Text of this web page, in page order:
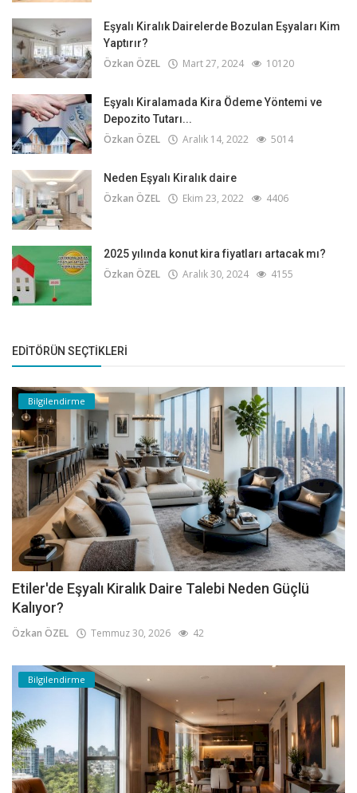
Eşyalı Kiralık Dairelerde Bozulan Eşyaları Kim
Yaptırır?
Özkan ÖZEL Mart 27, 2024 10120
Eşyalı Kiralamada Kira Ödeme Yöntemi ve
Depozito Tutarı...
Özkan ÖZEL Aralık 14, 2022 5014
Neden Eşyalı Kiralık daire
Özkan ÖZEL Ekim 23, 2022 4406
2025 yılında konut kira fiyatları artacak mı?
Özkan ÖZEL Aralık 30, 2024 4155
EDITÖRÜN SEÇTIKLERI
Bilgilendirme
Etiler'de Eşyalı Kiralık Daire Talebi Neden Güçlü
Kalıyor?
Özkan ÖZEL Temmuz 30, 2026 42
Bilgilendirme